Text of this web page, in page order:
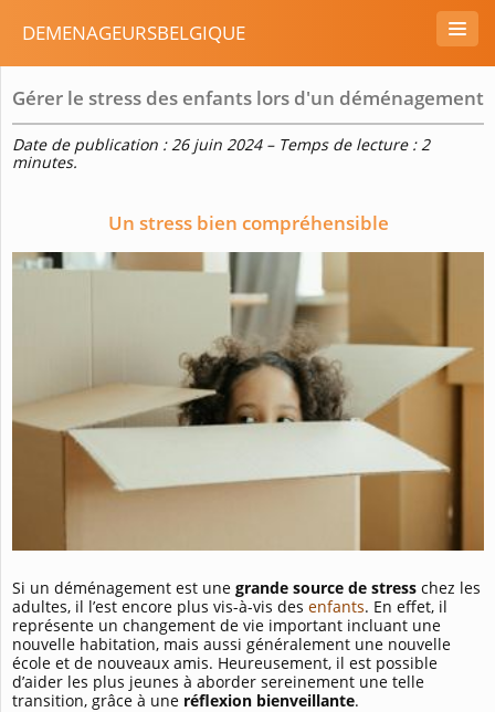
DEMENAGEURSBELGIQUE
Gérer le stress des enfants lors d'un déménagement
Date de publication : 26 juin 2024 – Temps de lecture : 2
minutes.
Un stress bien compréhensible
Si un déménagement est une grande source de stress chez les
adultes, il l’est encore plus vis-à-vis des enfants. En effet, il
représente un changement de vie important incluant une
nouvelle habitation, mais aussi généralement une nouvelle
école et de nouveaux amis. Heureusement, il est possible
d’aider les plus jeunes à aborder sereinement une telle
transition, grâce à une réflexion bienveillante.